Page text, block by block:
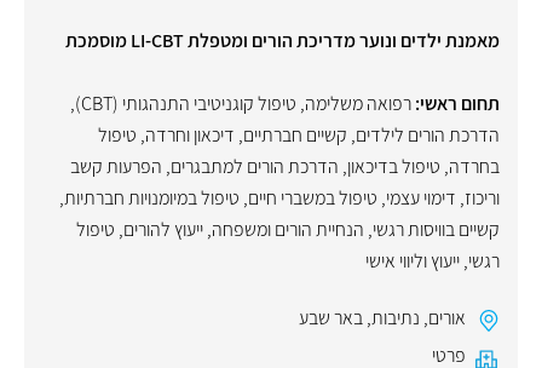
מאמנת ילדים ונוער מדריכת הורים ומטפלת LI-CBT מוסמכת
תחום ראשי:רפואה משלימה, טיפול קוגניטיבי התנהגותי (CBT)
,
הדרכת הורים לילדים, קשיים חברתיים, דיכאון וחרדה, טיפול
בחרדה, טיפול בדיכאון, הדרכת הורים למתבגרים, הפרעות קשב
וריכוז, דימוי עצמי, טיפול במשברי חיים, טיפול במיומנויות חברתיות,
קשיים בוויסות רגשי, הנחיית הורים ומשפחה,ייעוץ להורים, טיפול
רגשי,ייעוץ וליווי אישי
אורים, נתיבות,באר שבע
פרטי